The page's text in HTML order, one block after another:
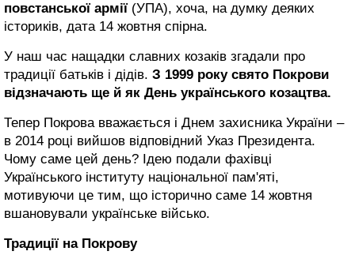
повстанської армії (УПА), хоча, на думку деяких
істориків, дата 14 жовтня спірна.
У наш час нащадки славних козаків згадали про
традиції батьків і дідів. З 1999 року свято Покрови
відзначають ще й як День українського козацтва.
Тепер Покрова вважається і Днем захисника України –
в 2014 році вийшов відповідний Указ Президента.
Чому саме цей день? Ідею подали фахівці
Українського інституту національної пам'яті,
мотивуючи це тим, що історично саме 14 жовтня
вшановували українське військо.
Традиції на Покрову